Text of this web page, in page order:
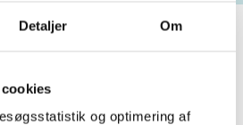
Detaljer Om
og optimering af